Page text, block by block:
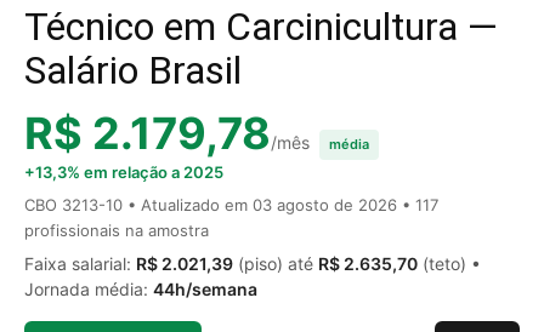
Técnico em Carcinicultura —
Salário Brasil
R$ 2.179,78/mês média
+13,3% em relação a 2025
CBO 3213-10 • Atualizado em 03 agosto de 2026 • 117
profissionais na amostra
Faixa salarial: R$ 2.021,39 (piso) até R$ 2.635,70 (teto) •
Jornada média: 44h/semana